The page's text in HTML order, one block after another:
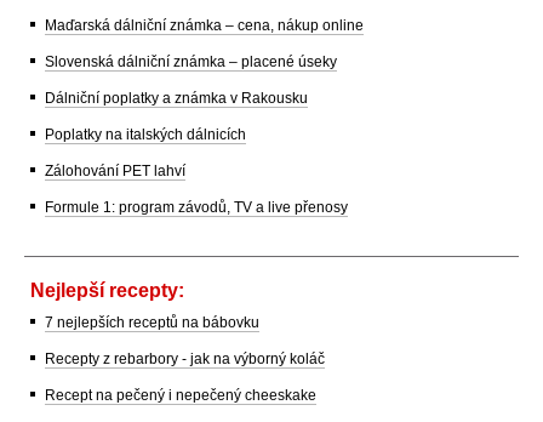
Maďarská dálniční známka – cena, nákup online
Slovenská dálniční známka – placené úseky
Dálniční poplatky a známka v Rakousku
Poplatky na italských dálnicích
Zálohování PET lahví
Formule 1: program závodů, TV a live přenosy
Nejlepší recepty:
7 nejlepších receptů na bábovku
Recepty z rebarbory - jak na výborný koláč
Recept na pečený i nepečený cheeskake